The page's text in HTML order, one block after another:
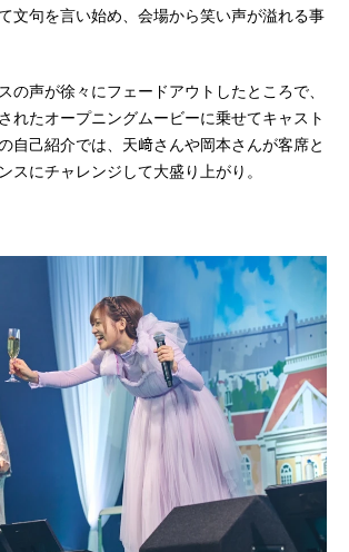
文句を言い始め、会場から笑い声が溢れる事
の声が徐々にフェードアウトしたところで、
れたオープニングムービーに乗せてキャスト
自己紹介では、天﨑さんや岡本さんが客席と
スにチャレンジして大盛り上がり。